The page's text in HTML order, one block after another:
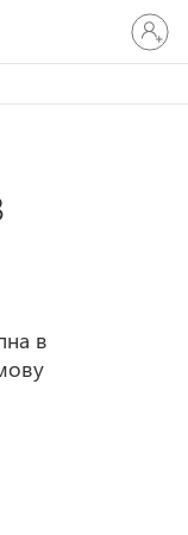
свій
запис
в